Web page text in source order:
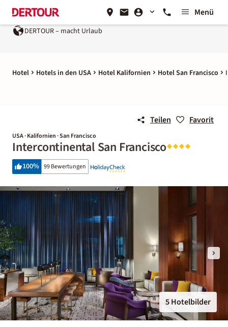
Menü
DERTOUR – macht Urlaub
Hotel Hotels in den USA Hotel Kalifornien Hotel San Francisco
Teilen Favorit
USA · Kalifornien · San Francisco
Intercontinental San Francisco
100% 99 Bewertungen
5 Hotelbilder